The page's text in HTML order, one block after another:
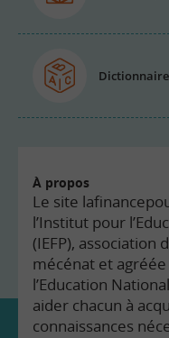
Dictionnaire
À propos
Le site
l’Institut pour
(IEFP), association
mécénat et
l’Education
aider chacun à
connaissances